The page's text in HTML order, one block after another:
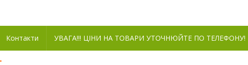
Контакти УВАГА!!! ЦІНИ НА ТОВАРИ УТОЧНЮЙТЕ ПО ТЕЛЕФОНУ!